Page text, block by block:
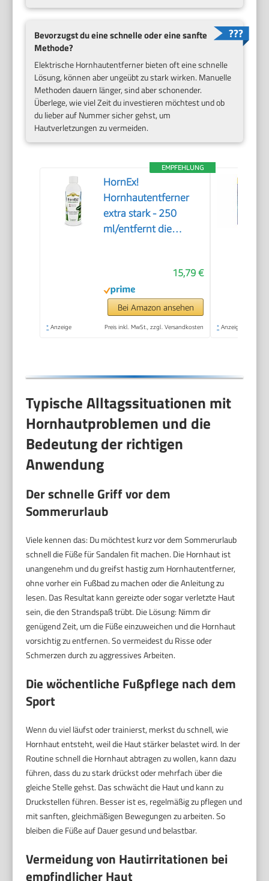
Bevorzugst du eine schnelle oder eine sanfte
Methode?
Elektrische Hornhautentferner bieten oft eine schnelle
Lösung, können aber ungeübt zu stark wirken. Manuelle
Methoden dauern länger, sind aber schonender.
Überlege, wie viel Zeit du investieren möchtest und ob
du lieber auf Nummer sicher gehst, um
Hautverletzungen zu vermeiden.
EMPFEHLUNG
HornEx!
Hornhautentferner
extra stark - 250
ml/entfernt die
15,79 €
Bei Amazon ansehen
* Anzeige Preis inkl. MwSt., zzgl. Versandkosten * Anzeige
Typische Alltagssituationen mit
Hornhautproblemen und die
Bedeutung der richtigen
Anwendung
Der schnelle Griff vor dem
Sommerurlaub
Viele kennen das: Du möchtest kurz vor dem Sommerurlaub
schnell die Füße für Sandalen fit machen. Die Hornhaut ist
unangenehm und du greifst hastig zum Hornhautentferner,
ohne vorher ein Fußbad zu machen oder die Anleitung zu
lesen. Das Resultat kann gereizte oder sogar verletzte Haut
sein, die den Strandspaß trübt. Die Lösung: Nimm dir
genügend Zeit, um die Füße einzuweichen und die Hornhaut
vorsichtig zu entfernen. So vermeidest du Risse oder
Schmerzen durch zu aggressives Arbeiten.
Die wöchentliche Fußpflege nach dem
Sport
Wenn du viel läufst oder trainierst, merkst du schnell, wie
Hornhaut entsteht, weil die Haut stärker belastet wird. In der
Routine schnell die Hornhaut abtragen zu wollen, kann dazu
führen, dass du zu stark drückst oder mehrfach über die
gleiche Stelle gehst. Das schwächt die Haut und kann zu
Druckstellen führen. Besser ist es, regelmäßig zu pflegen und
mit sanften, gleichmäßigen Bewegungen zu arbeiten. So
bleiben die Füße auf Dauer gesund und belastbar.
Vermeidung von Hautirritationen bei
empfindlicher Haut